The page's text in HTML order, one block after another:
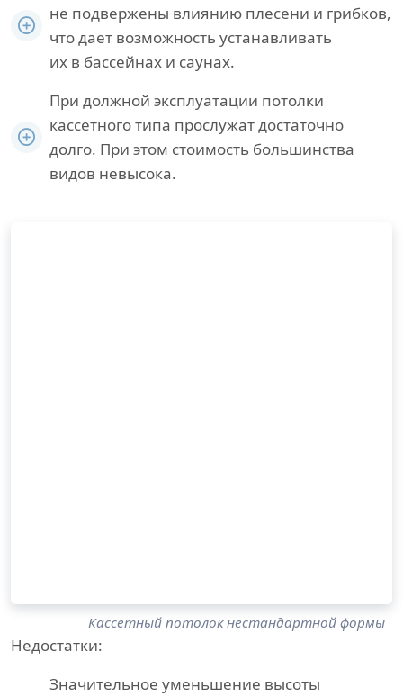
не подвержены влиянию плесени и грибков,
что дает возможность устанавливать
их в бассейнах и саунах.
При должной эксплуатации потолки
кассетного типа прослужат достаточно
долго. При этом стоимость большинства
видов невысока.
Кассетный потолок нестандартной формы
Недостатки:
Значительное уменьшение высоты